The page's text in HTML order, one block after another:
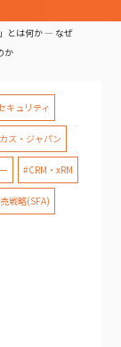
とは何か — なぜ
か
キュリティ
ス・ジャパン
#CRM・xRM
戦略(SFA)